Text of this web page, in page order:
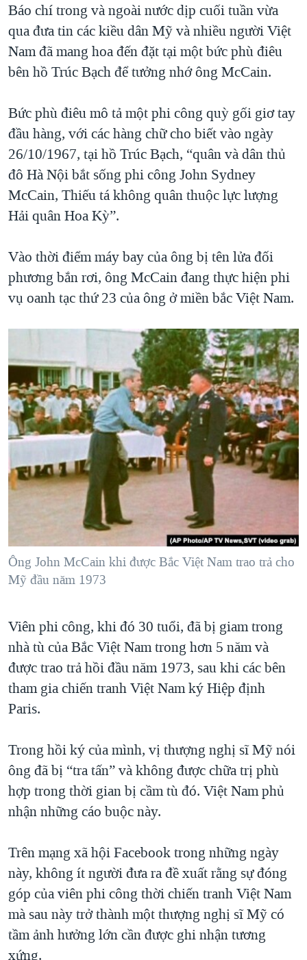
Báo chí trong và ngoài nước dịp cuối tuần vừa
qua đưa tin các kiều dân Mỹ và nhiều người Việt
Nam đã mang hoa đến đặt tại một bức phù điêu
bên hồ Trúc Bạch để tưởng nhớ ông McCain.
Bức phù điêu mô tả một phi công quỳ gối giơ tay
đầu hàng, với các hàng chữ cho biết vào ngày
26/10/1967, tại hồ Trúc Bạch, “quân và dân thủ
đô Hà Nội bắt sống phi công John Sydney
McCain, Thiếu tá không quân thuộc lực lượng
Hải quân Hoa Kỳ”.
Vào thời điểm máy bay của ông bị tên lửa đối
phương bắn rơi, ông McCain đang thực hiện phi
vụ oanh tạc thứ 23 của ông ở miền bắc Việt Nam.
Ông John McCain khi được Bắc Việt Nam trao trả cho
Mỹ đầu năm 1973
Viên phi công, khi đó 30 tuổi, đã bị giam trong
nhà tù của Bắc Việt Nam trong hơn 5 năm và
được trao trả hồi đầu năm 1973, sau khi các bên
tham gia chiến tranh Việt Nam ký Hiệp định
Paris.
Trong hồi ký của mình, vị thượng nghị sĩ Mỹ nói
ông đã bị “tra tấn” và không được chữa trị phù
hợp trong thời gian bị cầm tù đó. Việt Nam phủ
nhận những cáo buộc này.
Trên mạng xã hội Facebook trong những ngày
này, không ít người đưa ra đề xuất rằng sự đóng
góp của viên phi công thời chiến tranh Việt Nam
mà sau này trở thành một thượng nghị sĩ Mỹ có
tầm ảnh hưởng lớn cần được ghi nhận tương
xứng.